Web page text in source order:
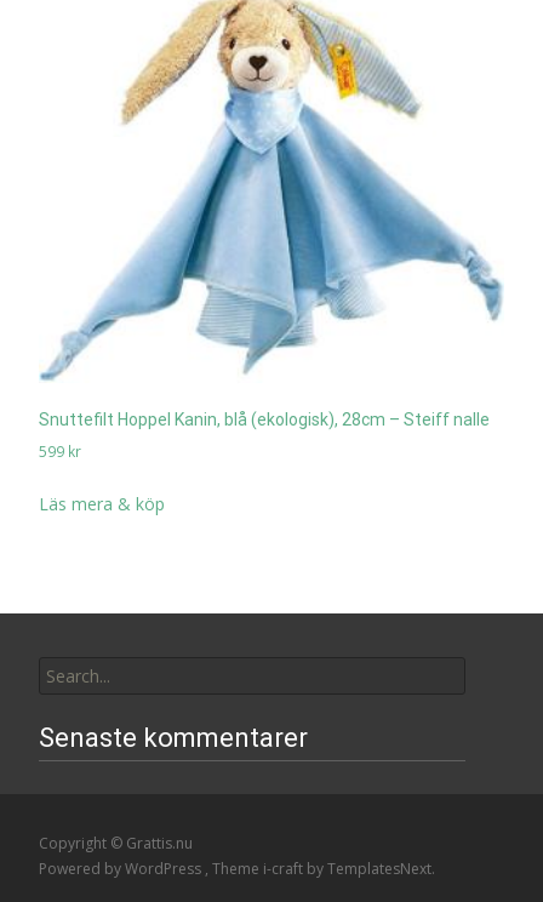
Snuttefilt Hoppel Kanin, blå (ekologisk), 28cm – Steiff nalle
599 kr
Läs mera & köp
for:
Senaste kommentarer
Copyright © Grattis.nu
Powered by WordPress , Theme i-craft by TemplatesNext.